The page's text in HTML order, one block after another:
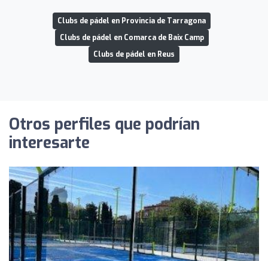
Clubs de pádel en Provincia de Tarragona
Clubs de pádel en Comarca de Baix Camp
Clubs de pádel en Reus
Otros perfiles que podrían
interesarte